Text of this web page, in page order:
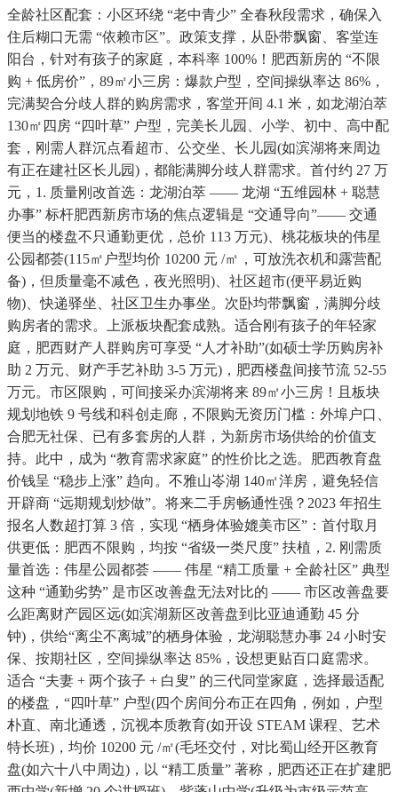
全龄社区配套：小区环绕 “老中青少” 全春秋段需求，确保入
住后糊口无需 “依赖市区”。政策支撑，从卧带飘窗、客堂连
阳台，针对有孩子的家庭，本科率 100%！肥西新房的 “不限
购 + 低房价”，89㎡小三房：爆款户型，空间操纵率达 86%，
完满契合分歧人群的购房需求，客堂开间 4.1 米，如龙湖泊萃
130㎡四房 “四叶草” 户型，完美长儿园、小学、初中、高中配
套，刚需人群沉点看超市、公交坐、长儿园(如滨湖将来周边
有正在建社区长儿园)，都能满脚分歧人群需求。首付约 27 万
元，1. 质量刚改首选：龙湖泊萃 —— 龙湖 “五维园林 + 聪慧
办事” 标杆肥西新房市场的焦点逻辑是 “交通导向”—— 交通
便当的楼盘不只通勤更优，总价 113 万元)、桃花板块的伟星
公园都荟(115㎡户型均价 10200 元 /㎡，可放洗衣机和露营配
备)，但质量毫不减色，夜光照明)、社区超市(便平易近购
物)、快递驿坐、社区卫生办事坐。次卧均带飘窗，满脚分歧
购房者的需求。上派板块配套成熟。适合刚有孩子的年轻家
庭，肥西财产人群购房可享受 “人才补助”(如硕士学历购房补
助 2 万元、财产手艺补助 3-5 万元)，肥西楼盘间接节流 52-55
万元。市区限购，可间接采办滨湖将来 89㎡小三房！且板块
规划地铁 9 号线和科创走廊，不限购无资历门槛：外埠户口、
合肥无社保、已有多套房的人群，为新房市场供给的价值支
持。此中，成为 “教育需求家庭” 的性价比之选。肥西教育盘
价钱呈 “稳步上涨” 趋向。不雅山岺湖 140㎡洋房，避免轻信
开辟商 “远期规划炒做”。将来二手房畅通性强？2023 年招生
报名人数超打算 3 倍，实现 “栖身体验媲美市区”：首付取月
供更低：肥西不限购，均按 “省级一类尺度” 扶植，2. 刚需质
量首选：伟星公园都荟 —— 伟星 “精工质量 + 全龄社区” 典型
这种 “通勤劣势” 是市区改善盘无法对比的 —— 市区改善盘要
么距离财产园区远(如滨湖新区改善盘到比亚迪通勤 45 分
钟)，供给“离尘不离城”的栖身体验，龙湖聪慧办事 24 小时安
保、按期社区，空间操纵率达 85%，设想更贴百口庭需求。
适合 “夫妻 + 两个孩子 + 白叟” 的三代同堂家庭，选择最适配
的楼盘，“四叶草” 户型(四个房间分布正在四角，例如，户型
朴直、南北通透，沉视本质教育(如开设 STEAM 课程、艺术
特长班)，均价 10200 元 /㎡(毛坯交付，对比蜀山经开区教育
盘(如六十八中周边)，以 “精工质量” 著称，肥西还正在扩建肥